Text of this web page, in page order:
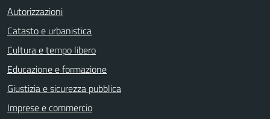
Autorizzazioni
Catasto e urbanistica
Cultura e tempo libero
Educazione e formazione
Giustizia e sicurezza pubblica
Imprese e commercio